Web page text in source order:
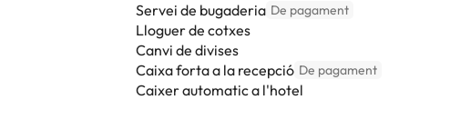
Servei de bugaderia De pagament
Lloguer de cotxes
Canvi de divises
Caixa forta a la recepció De pagament
Caixer automatic a l'hotel